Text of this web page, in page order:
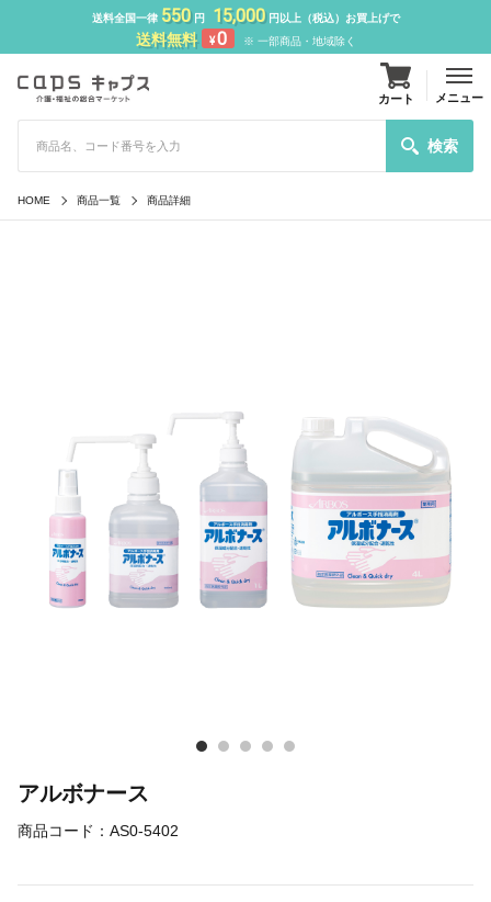
送料全国一律 550円 15,000円以上（税込）お買上げで
送料無料 ¥0 ※ 一部商品・地域除く
検索
カート メニュー
HOME 商品一覧 商品詳細
アルボナース
商品コード： AS0-5402